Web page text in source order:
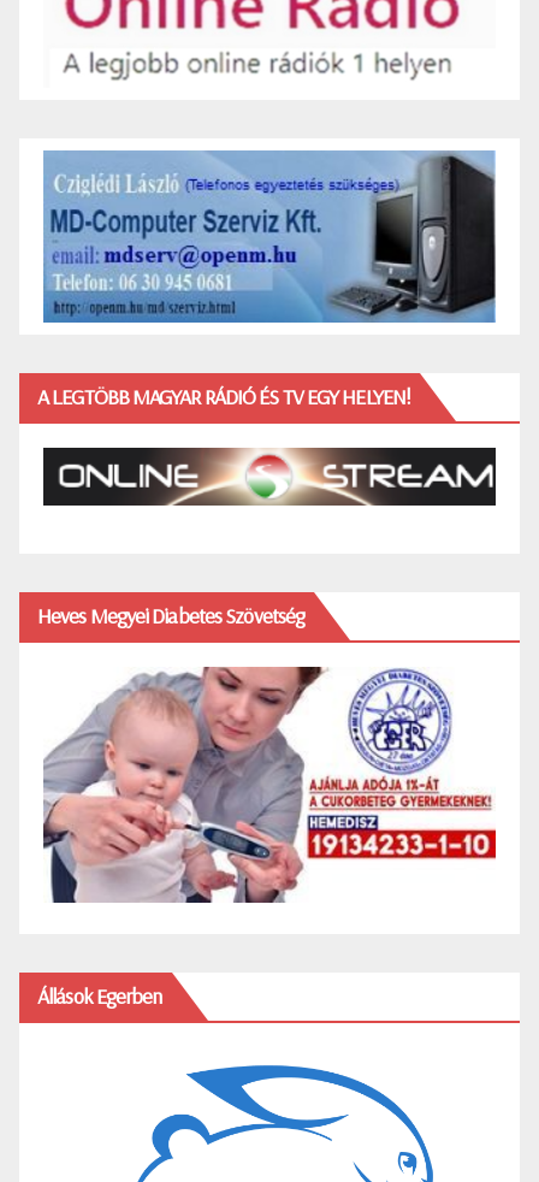
A LEGTÖBB MAGYAR RÁDIÓ ÉS TV EGY HELYEN!
Heves Megyei Diabetes Szövetség
Állások Egerben